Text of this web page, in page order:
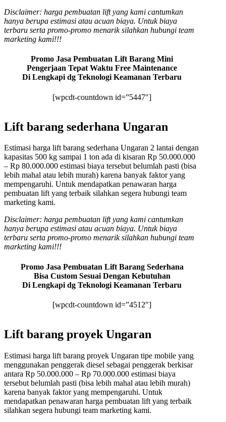
Disclaimer: harga pembuatan lift yang kami cantumkan
hanya berupa estimasi atau acuan biaya. Untuk biaya
terbaru serta promo-promo menarik silahkan hubungi team
marketing kami!!!
Promo Jasa Pembuatan Lift Barang Mini
Pengerjaan Tepat Waktu Free Maintenance
Di Lengkapi dg Teknologi Keamanan Terbaru
[wpcdt-countdown id=”5447″]
Lift barang sederhana Ungaran
Estimasi harga lift barang sederhana Ungaran 2 lantai dengan
kapasitas 500 kg sampai 1 ton ada di kisaran Rp 50.000.000
– Rp 80.000.000 estimasi biaya tersebut belumlah pasti (bisa
lebih mahal atau lebih murah) karena banyak faktor yang
mempengaruhi. Untuk mendapatkan penawaran harga
pembuatan lift yang terbaik silahkan segera hubungi team
marketing kami.
Disclaimer: harga pembuatan lift yang kami cantumkan
hanya berupa estimasi atau acuan biaya. Untuk biaya
terbaru serta promo-promo menarik silahkan hubungi team
marketing kami!!!
Promo Jasa Pembuatan Lift Barang Sederhana
Bisa Custom Sesuai Dengan Kebutuhan
Di Lengkapi dg Teknologi Keamanan Terbaru
[wpcdt-countdown id=”4512″]
Lift barang proyek Ungaran
Estimasi harga lift barang proyek Ungaran tipe mobile yang
menggunakan penggerak diesel sebagai penggerak berkisar
antara Rp 50.000.000 – Rp 70.000.000 estimasi biaya
tersebut belumlah pasti (bisa lebih mahal atau lebih murah)
karena banyak faktor yang mempengaruhi. Untuk
mendapatkan penawaran harga pembuatan lift yang terbaik
silahkan segera hubungi team marketing kami.